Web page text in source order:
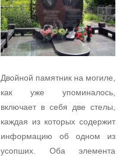
Двойной памятник на могиле,
как уже упоминалось,
включает в себя две стелы,
каждая из которых содержит
информацию об одном из
усопших. Оба элемента